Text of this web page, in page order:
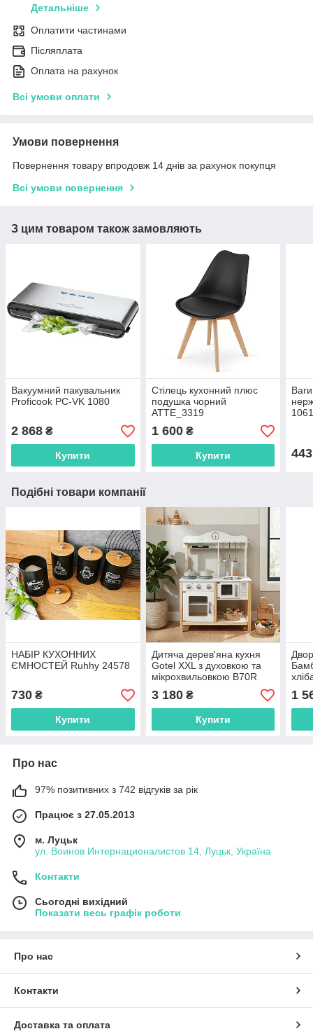
Детальніше
Оплатити частинами
Післяплата
Оплата на рахунок
Всі умови оплати
Умови повернення
Повернення товару впродовж 14 днів за рахунок покупця
Всі умови повернення
З цим товаром також замовляють
Вакуумний пакувальник
Proficook PC-VK 1080
2 868 ₴
Купити
Стілець кухонний плюс
подушка чорний
ATTE_3319
1 600₴
Купити 443
Подібні товари компанії
НАБІР КУХОННИХ
ЄМНОСТЕЙ Ruhhy 24578
730 ₴
Купити
Дитяча дерев'яна кухня
Gotel XXL з духовкою та
мікрохвильовкою B70R
3 180₴
Купити
1
Про нас
97% позитивних з 742 відгуків за рік
Працює з 27.05.2013
м. Луцьк
ул. Воинов Интернационалистов 14, Луцьк, Україна
Контакти
Сьогодні вихідний
Показати весь графік роботи
Про нас
Контакти
Доставка та оплата